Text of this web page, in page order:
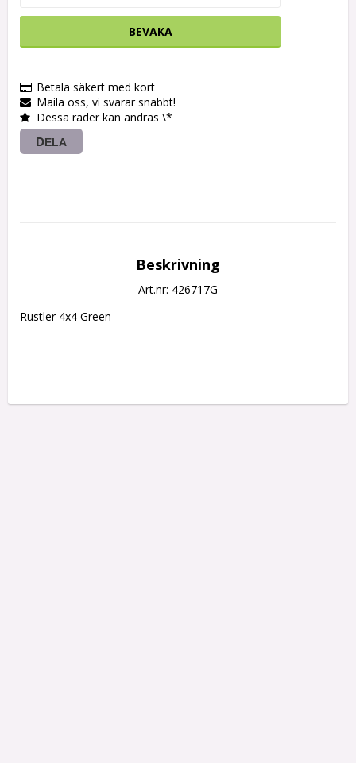
BEVAKA
Betala säkert med kort
Maila oss, vi svarar snabbt!
Dessa rader kan ändras \*
DELA
Beskrivning
Art.nr: 426717G
Rustler 4x4 Green